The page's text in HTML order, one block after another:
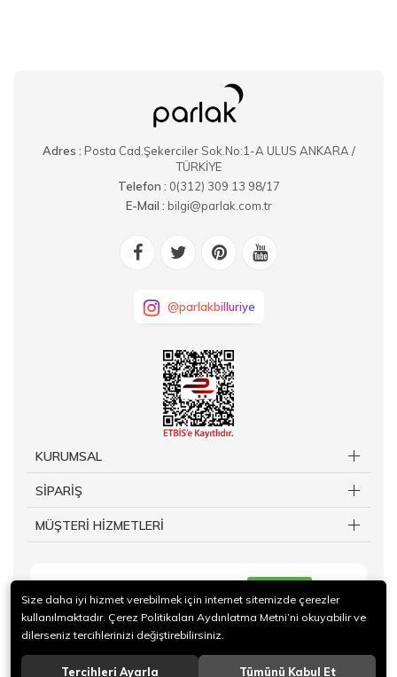
Adres : Posta Cad.Şekerciler Sok.No:1-A ULUS ANKARA /
TÜRKİYE
Telefon : 0(312) 309 13 98/17
E-Mail : bilgi@parlak.com.tr
@parlakbilluriye
KURUMSAL
SİPARİŞ
MÜŞTERİ HİZMETLERİ
Size daha iyi hizmet verebilmek için internet sitemizde çerezler
kullanılmaktadır. Çerez Politikaları Aydınlatma Metni’ni okuyabilir ve
dilerseniz tercihlerinizi değiştirebilirsiniz.
Tercihleri Ayarla Tümünü Kabul Et